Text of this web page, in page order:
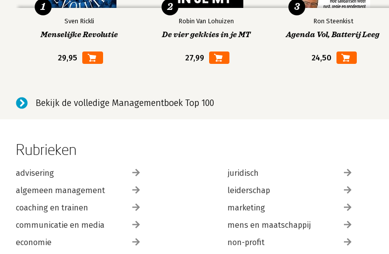
Sven Rickli
Menselijke Revolutie
29,95
1
Robin Van Lohuizen
De vier gekkies in je MT
27,99
2
Ron Steenkist
Agenda Vol, Batterij Leeg
24,50
3
Bekijk de volledige Managementboek Top 100
Rubrieken
advisering
algemeen management
coaching en trainen
communicatie en media
economie
juridisch
leiderschap
marketing
mens en maatschappij
non-profit